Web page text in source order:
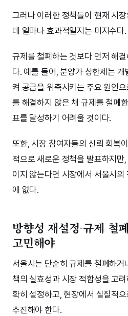
그러나 이러한 정책들이 현재 시
데 얼마나 효과적일지는 미지수다.
규제를 철폐하는 것보다 먼저 해
다. 예를 들어, 분양가 상한제는 개
켜 공급을 위축시키는 주요 원인
를 해결하지 않은 채 규제를 철폐
표를 달성하기 어려울 것이다.
또한, 시장 참여자들의 신뢰 회복
적으로 새로운 정책을 발표하지만
이지 않는다면 시장에서 서울시
에 없다.
방향성 재설정-규제 철
고민해야
서울시는 단순히 규제를 철폐하거
책의 실효성과 시장 적합성을 고
확히 설정하고, 현장에서 실질적
추진해야 한다.